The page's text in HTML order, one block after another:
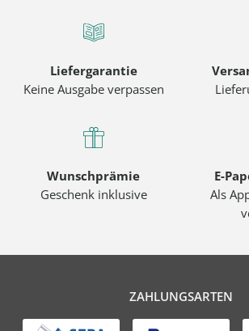
Liefergarantie
Keine Ausgabe verpassen
Wunschprämie
Geschenk inklusive
E-
Als
ZAHLUNGSARTEN